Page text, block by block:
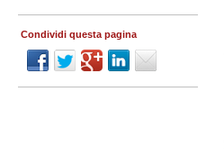
Condividi questa pagina